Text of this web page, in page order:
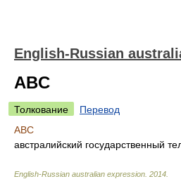
English-Russian
ABC
Толкование
Перевод
ABC
австралийский государственный
English-Russian australian expression 2014